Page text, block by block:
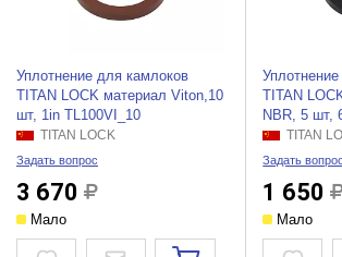
Уплотнение для камлоков
TITAN LOCK материал Viton,10
шт, 1in TL100VI_10
TITAN LOCK
Задать вопрос
3 670
Мало
TITAN
NBR, 5 шт,
TITAN
Задать вопрос
1 650
Мало